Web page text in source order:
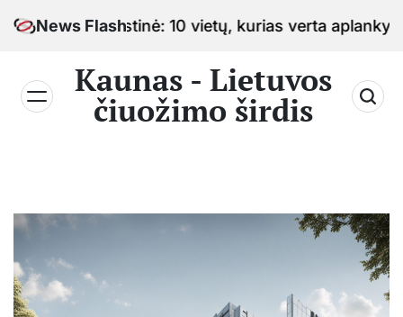
News Flash
sostinė: 10 vietų, kurias verta aplankyti
Kaunas - Lietuvos
čiuožimo širdis